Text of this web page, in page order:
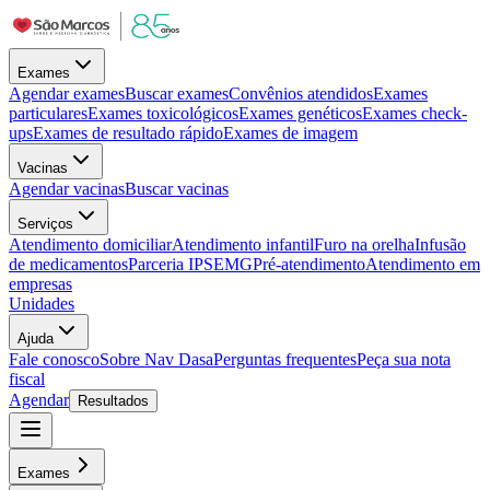
Exames
Agendar examesBuscar examesConvênios atendidosExames
particularesExames toxicológicosExames genéticosExames check-
upsExames de resultado rápidoExames de imagem
Vacinas
Agendar vacinasBuscar vacinas
Serviços
Atendimento domiciliarAtendimento infantilFuro na orelhaInfusão
de medicamentosParceria IPSEMGPré-atendimentoAtendimento em
empresas
Unidades
Ajuda
Fale conoscoSobre Nav DasaPerguntas frequentesPeça sua nota
fiscal
Agendar
Resultados
Exames